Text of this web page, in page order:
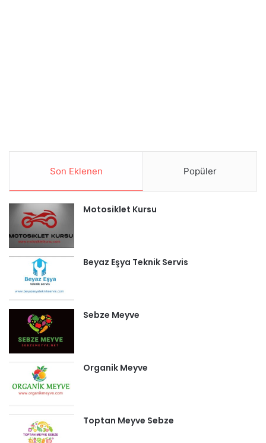
Son Eklenen Popüler
Motosiklet Kursu
Beyaz Eşya Teknik Servis
Sebze Meyve
Organik Meyve
Toptan Meyve Sebze